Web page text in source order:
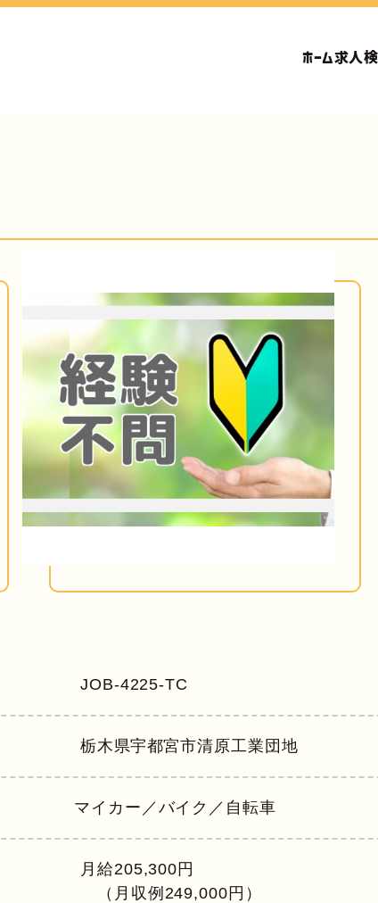
ホーム求人
JOB-4225-TC
栃木県宇都宮市清原⼯業団地
マイカー／バイク／自転車
月給205,300円
（月収例249,000円）